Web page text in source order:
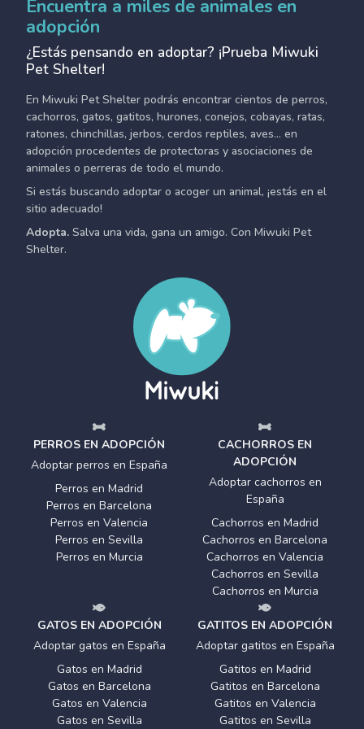
Encuentra a miles de animales en
adopción
¿Estás pensando en adoptar? ¡Prueba Miwuki
Pet Shelter!
En Miwuki Pet Shelter podrás encontrar cientos de perros,
cachorros, gatos, gatitos, hurones, conejos, cobayas, ratas,
ratones, chinchillas, jerbos, cerdos reptiles, aves... en
adopción procedentes de protectoras y asociaciones de
animales o perreras de todo el mundo.
Si estás buscando adoptar o acoger un animal, ¡estás en el
sitio adecuado!
Adopta. Salva una vida, gana un amigo. Con Miwuki Pet
Shelter.
PERROS EN ADOPCIÓN
Adoptar perros en España
Perros en Madrid
Perros en Barcelona
Perros en Valencia
Perros en Sevilla
Perros en Murcia
CACHORROS EN
ADOPCIÓN
Adoptar cachorros en
España
Cachorros en Madrid
Cachorros en Barcelona
Cachorros en Valencia
Cachorros en Sevilla
Cachorros en Murcia
GATOS EN ADOPCIÓN
Adoptar gatos en España
Gatos en Madrid
Gatos en Barcelona
Gatos en Valencia
Gatos en Sevilla
GATITOS EN ADOPCIÓN
Adoptar gatitos en España
Gatitos en Madrid
Gatitos en Barcelona
Gatitos en Valencia
Gatitos en Sevilla